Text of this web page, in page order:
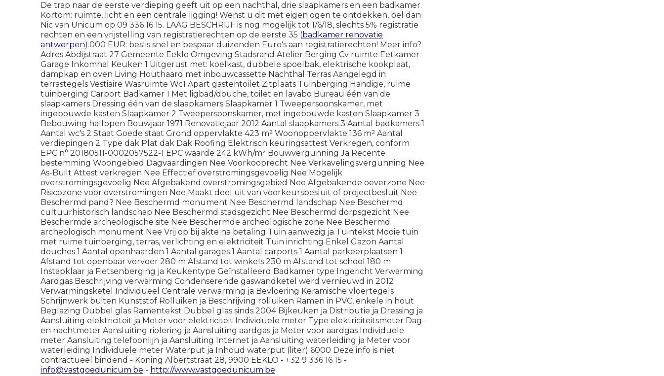
De trap naar de eerste verdieping geeft uit op een nachthal, drie slaapkamers en een badkamer.
Kortom: ruimte, licht en een centrale ligging! Wenst u dit met eigen ogen te ontdekken, bel dan
Nic van Unicum op 09 336 16 15. LAAG BESCHRIJF is nog mogelijk tot 1/6/18, slechts 5% registratie
rechten en een vrijstelling van registratierechten op de eerste 35 (badkamer renovatie
antwerpen).000 EUR: beslis snel en bespaar duizenden Euro's aan registratierechten! Meer info?
Adres Abdijstraat 27 Gemeente Eeklo Omgeving Stadsrand Atelier Berging Cv ruimte Eetkamer
Garage Inkomhal Keuken 1 Uitgerust met: koelkast, dubbele spoelbak, elektrische kookplaat,
dampkap en oven Living Houthaard met inbouwcassette Nachthal Terras Aangelegd in
terrastegels Vestiaire Wasruimte Wc1 Apart gastentoilet Zitplaats Tuinberging Handige, ruime
tuinberging Carport Badkamer 1 Met ligbad/douche, toilet en lavabo Bureau één van de
slaapkamers Dressing één van de slaapkamers Slaapkamer 1 Tweepersoonskamer, met
ingebouwde kasten Slaapkamer 2 Tweepersoonskamer, met ingebouwde kasten Slaapkamer 3
Bebouwing halfopen Bouwjaar 1971 Renovatiejaar 2012 Aantal slaapkamers 3 Aantal badkamers 1
Aantal wc's 2 Staat Goede staat Grond oppervlakte 423 m² Woonoppervlakte 136 m² Aantal
verdiepingen 2 Type dak Plat dak Dak Roofing Elektrisch keuringsattest Verkregen, conform
EPC n° 20180511-0002057522-1 EPC waarde 242 kWh/m² Bouwvergunning Ja Recente
bestemming Woongebied Dagvaardingen Nee Voorkooprecht Nee Verkavelingsvergunning Nee
As-Built Attest verkregen Nee Effectief overstromingsgevoelig Nee Mogelijk
overstromingsgevoelig Nee Afgebakend overstromingsgebied Nee Afgebakende oeverzone Nee
Risicozone voor overstromingen Nee Maakt deel uit van voorkeursbesluit of projectbesluit Nee
Beschermd pand? Nee Beschermd monument Nee Beschermd landschap Nee Beschermd
cultuurhistorisch landschap Nee Beschermd stadsgezicht Nee Beschermd dorpsgezicht Nee
Beschermde archeologische site Nee Beschermde archeologische zone Nee Beschermd
archeologisch monument Nee Vrij op bij akte na betaling Tuin aanwezig ja Tuintekst Mooie tuin
met ruime tuinberging, terras, verlichting en elektriciteit Tuin inrichting Enkel Gazon Aantal
douches 1 Aantal openhaarden 1 Aantal garages 1 Aantal carports 1 Aantal parkeerplaatsen 1
Afstand tot openbaar vervoer 280 m Afstand tot winkels 230 m Afstand tot school 180 m
Instapklaar ja Fietsenberging ja Keukentype Geïnstalleerd Badkamer type Ingericht Verwarming
Aardgas Beschrijving verwarming Condenserende gaswandketel werd vernieuwd in 2012
Verwarmingsketel Individueel Centrale verwarming ja Bevloering Keramische vloertegels
Schrijnwerk buiten Kunststof Rolluiken ja Beschrijving rolluiken Ramen in PVC, enkele in hout
Beglazing Dubbel glas Ramentekst Dubbel glas sinds 2004 Bijkeuken ja Distributie ja Dressing ja
Aansluiting elektriciteit ja Meter voor elektriciteit Individuele meter Type elektriciteitsmeter Dag-
en nachtmeter Aansluiting riolering ja Aansluiting aardgas ja Meter voor aardgas Individuele
meter Aansluiting telefoonlijn ja Aansluiting Internet ja Aansluiting waterleiding ja Meter voor
waterleiding Individuele meter Waterput ja Inhoud waterput (liter) 6000 Deze info is niet
contractueel bindend - Koning Albertstraat 28, 9900 EEKLO - +32 9 336 16 15 -
info@vastgoedunicum.be - http://www.vastgoedunicum.be